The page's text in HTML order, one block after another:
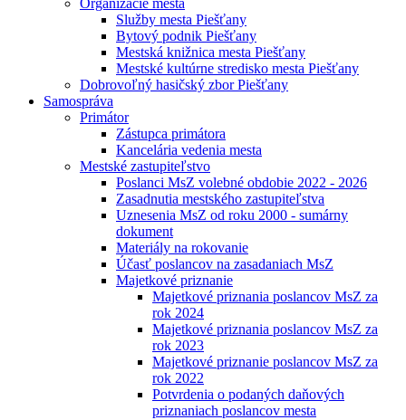
Organizácie mesta
Služby mesta Piešťany
Bytový podnik Piešťany
Mestská knižnica mesta Piešťany
Mestské kultúrne stredisko mesta Piešťany
Dobrovoľný hasičský zbor Piešťany
Samospráva
Primátor
Zástupca primátora
Kancelária vedenia mesta
Mestské zastupiteľstvo
Poslanci MsZ volebné obdobie 2022 - 2026
Zasadnutia mestského zastupiteľstva
Uznesenia MsZ od roku 2000 - sumárny
dokument
Materiály na rokovanie
Účasť poslancov na zasadaniach MsZ
Majetkové priznanie
Majetkové priznania poslancov MsZ za
rok 2024
Majetkové priznania poslancov MsZ za
rok 2023
Majetkové priznanie poslancov MsZ za
rok 2022
Potvrdenia o podaných daňových
priznaniach poslancov mesta